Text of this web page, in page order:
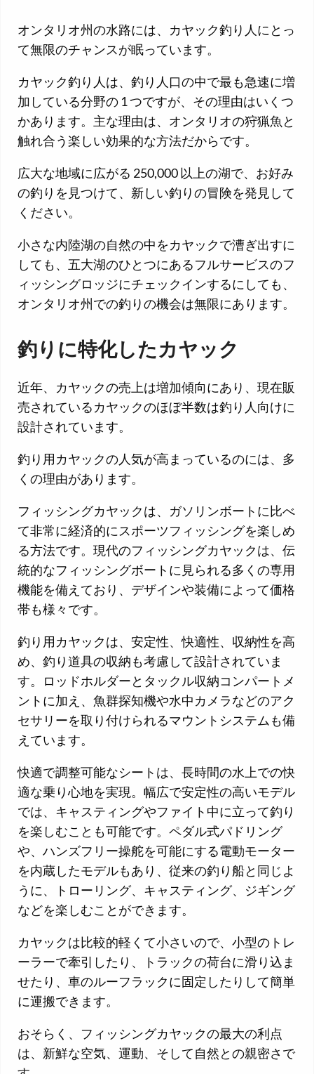
オンタリオ州の水路には、カヤック釣り人にとっ
て無限のチャンスが眠っています。
カヤック釣り人は、釣り人口の中で最も急速に増
加している分野の 1 つですが、その理由はいくつ
かあります。主な理由は、オンタリオの狩猟魚と
触れ合う楽しい効果的な方法だからです。
広大な地域に広がる 250,000 以上の湖で、お好み
の釣りを見つけて、新しい釣りの冒険を発見して
ください。
小さな内陸湖の自然の中をカヤックで漕ぎ出すに
しても、五大湖のひとつにあるフルサービスのフ
ィッシングロッジにチェックインするにしても、
オンタリオ州での釣りの機会は無限にあります。
釣りに特化したカヤック
近年、カヤックの売上は増加傾向にあり、現在販
売されているカヤックのほぼ半数は釣り人向けに
設計されています。
釣り用カヤックの人気が高まっているのには、多
くの理由があります。
フィッシングカヤックは、ガソリンボートに比べ
て非常に経済的にスポーツフィッシングを楽しめ
る方法です。現代のフィッシングカヤックは、伝
統的なフィッシングボートに見られる多くの専用
機能を備えており、デザインや装備によって価格
帯も様々です。
釣り用カヤックは、安定性、快適性、収納性を高
め、釣り道具の収納も考慮して設計されていま
す。ロッドホルダーとタックル収納コンパートメ
ントに加え、魚群探知機や水中カメラなどのアク
セサリーを取り付けられるマウントシステムも備
えています。
快適で調整可能なシートは、長時間の水上での快
適な乗り心地を実現。幅広で安定性の高いモデル
では、キャスティングやファイト中に立って釣り
を楽しむことも可能です。ペダル式パドリング
や、ハンズフリー操舵を可能にする電動モーター
を内蔵したモデルもあり、従来の釣り船と同じよ
うに、トローリング、キャスティング、ジギング
などを楽しむことができます。
カヤックは比較的軽くて小さいので、小型のトレ
ーラーで牽引したり、トラックの荷台に滑り込ま
せたり、車のルーフラックに固定したりして簡単
に運搬できます。
おそらく、フィッシングカヤックの最大の利点
は、新鮮な空気、運動、そして自然との親密さで